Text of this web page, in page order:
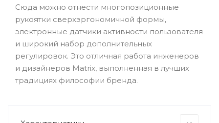
Сюда можно отнести многопозиционные
рукоятки сверхэргономичной формы,
электронные датчики активности пользователя
и широкий набор дополнительных
регулировок. Это отличная работа инженеров
и дизайнеров Matrix, выполненная в лучших
традициях философии бренда.